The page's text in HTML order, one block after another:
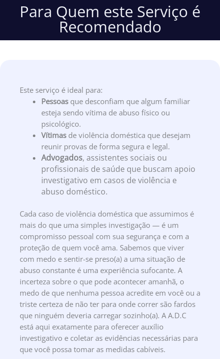
Para Quem este Serviço é
Recomendado
Este serviço é ideal para:
Pessoasque desconfiam que algum familiar
esteja sendo vítima de abuso físico ou
psicológico.
Vítimasde violência doméstica que desejam
reunir provas de forma segura e legal.
Advogados, assistentes sociais ou
profissionais de saúde que buscam apoio
investigativo em casos de violência e
abuso doméstico.
Cada caso de violência doméstica que assumimos é
mais do que uma simples investigação — é um
compromisso pessoal com sua segurança e com a
proteção de quem você ama. Sabemos que viver
com medo e sentir-se preso(a) a uma situação de
abuso constante é uma experiência sufocante. A
incerteza sobre o que pode acontecer amanhã, o
medo de que nenhuma pessoa acredite em você ou a
triste certeza de não ter para onde correr são fardos
que ninguém deveria carregar sozinho(a). A A.D.C
está aqui exatamente para oferecer auxílio
investigativo e coletar as evidências necessárias para
que você possa tomar as medidas cabíveis.